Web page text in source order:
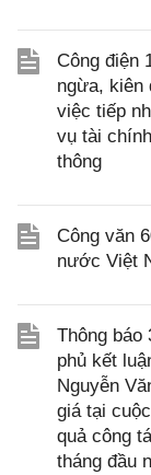
Công điện
ngừa, kiên
việc tiếp
vụ tài
thông
Công văn
nước Việt
Thông báo
phủ kết
Nguyễn
giá tại
quả công
tháng đầu